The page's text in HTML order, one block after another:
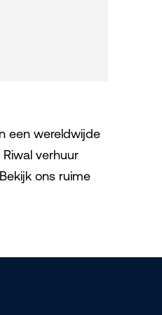
een wereldwijde
verhuur
ons ruime